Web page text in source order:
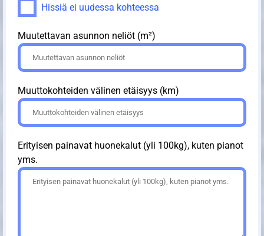
Hissiä ei uudessa kohteessa
Muutettavan asunnon neliöt (m²)
Muuttokohteiden välinen etäisyys (km)
Erityisen painavat huonekalut (yli 100kg), kuten pianot
yms.